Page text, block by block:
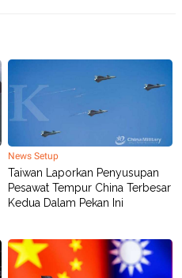
News Setup
Taiwan Laporkan Penyusupan
Pesawat Tempur China Terbesar
Kedua Dalam Pekan Ini